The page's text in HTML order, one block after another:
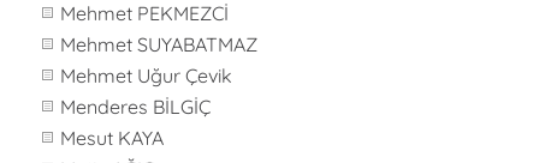
Mehmet PEKMEZCİ
Mehmet SUYABATMAZ
Mehmet Uğur Çevik
Menderes BİLGİÇ
Mesut KAYA